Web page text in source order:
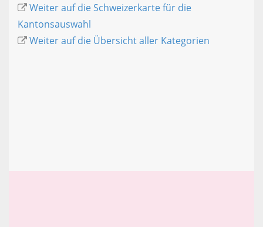
Weiter auf die Schweizerkarte für die
Kantonsauswahl
Weiter auf die Übersicht aller Kategorien